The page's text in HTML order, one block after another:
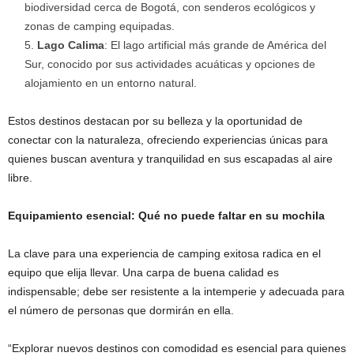
biodiversidad cerca de Bogotá, con senderos ecológicos y
zonas de camping equipadas.
Lago Calima: El lago artificial más grande de América del
Sur, conocido por sus actividades acuáticas y opciones de
alojamiento en un entorno natural.
Estos destinos destacan por su belleza y la oportunidad de
conectar con la naturaleza, ofreciendo experiencias únicas para
quienes buscan aventura y tranquilidad en sus escapadas al aire
libre.
Equipamiento esencial: Qué no puede faltar en su mochila
La clave para una experiencia de camping exitosa radica en el
equipo que elija llevar. Una carpa de buena calidad es
indispensable; debe ser resistente a la intemperie y adecuada para
el número de personas que dormirán en ella.
“Explorar nuevos destinos con comodidad es esencial para quienes